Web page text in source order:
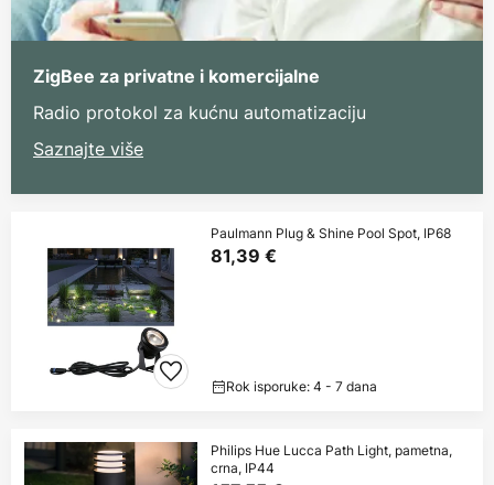
ZigBee za privatne i komercijalne
Radio protokol za kućnu automatizaciju
Saznajte više
Paulmann Plug & Shine Pool Spot, IP68
81,39 €
Rok isporuke: 4 - 7 dana
Philips Hue Lucca Path Light, pametna,
crna, IP44